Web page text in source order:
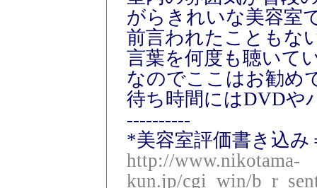
がらきれいな美容室
前言われたこともな
言葉を何度も聴いて
なのでここはお勧め
待ち時間にはDVDや
----------
*美容室評価書き込み
http://www.nikotama-
kun.jp/cgi_win/